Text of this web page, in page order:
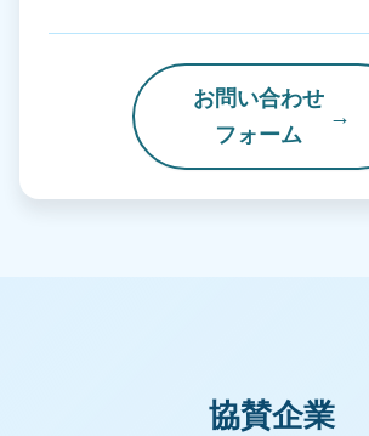
お問い合わせ
フォーム
協賛企業